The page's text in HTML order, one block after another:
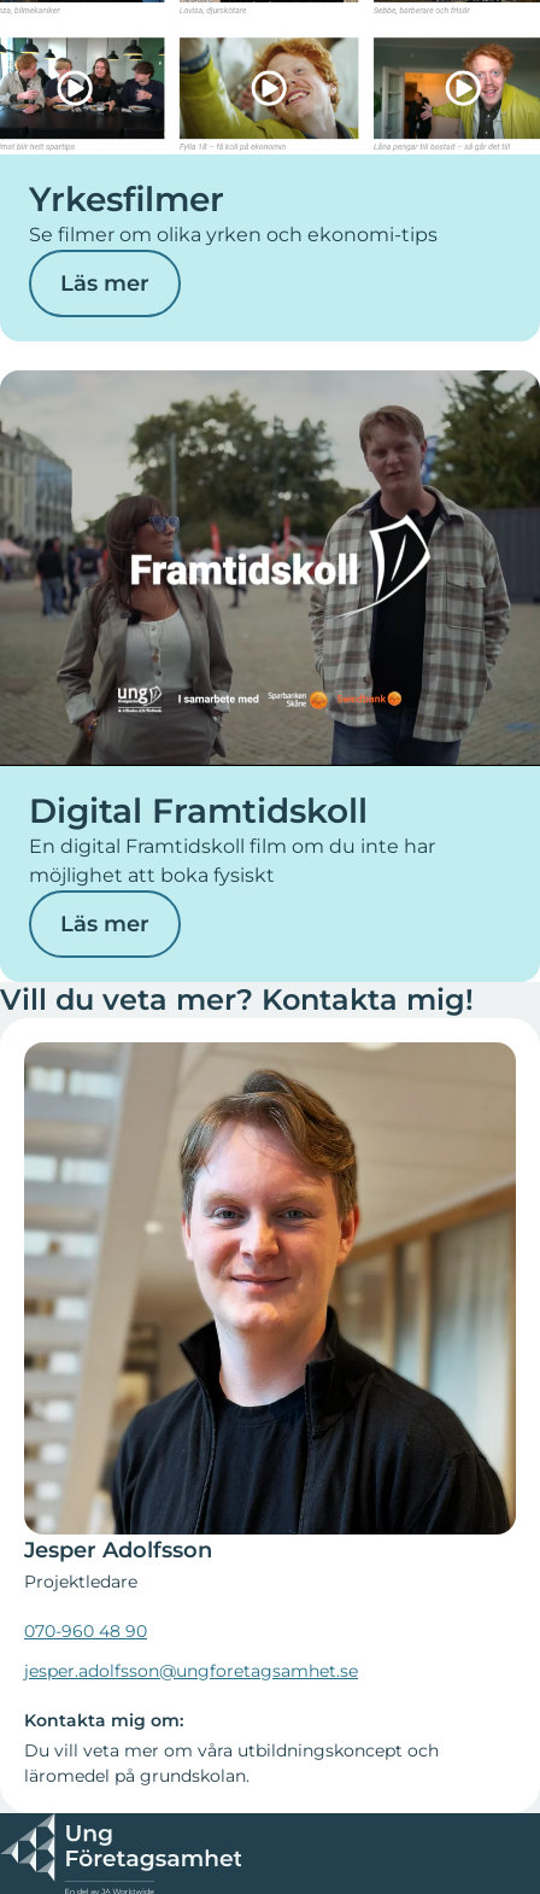
Yrkesfilmer
Se filmer om olika yrken och ekonomi-tips
Läs mer
Digital Framtidskoll
En digital Framtidskoll film om du inte har
möjlighet att boka fysiskt
Läs mer
Vill du veta mer? Kontakta mig!
Jesper Adolfsson
Projektledare
070-960 48 90
jesper.adolfsson@ungforetagsamhet.se
Kontakta mig om:
Du vill veta mer om våra utbildningskoncept och
läromedel på grundskolan.